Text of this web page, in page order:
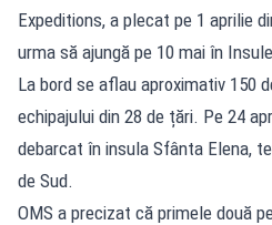
Expeditions, a plecat pe 1 aprilie
urma să ajungă pe 10 mai în
La bord se aflau aproximativ 150
echipajului din 28 de țări. Pe 24
debarcat în insula Sfânta Elena,
de Sud.
OMS a precizat că primele două